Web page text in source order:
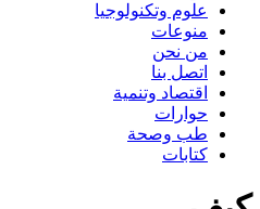
علوم وتكنولوجيا
منوعات
من نحن
اتصل بنا
اقتصاد وتنمية
حوارات
طب وصحة
كتابات